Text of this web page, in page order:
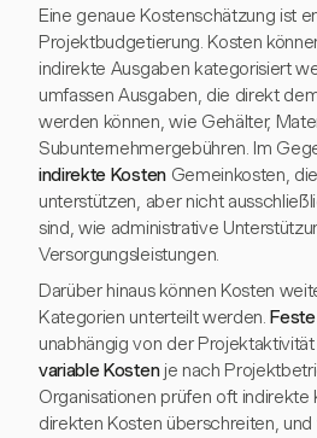
Eine genaue Kostenschätzung ist
Projektbudgetierung. Kosten
indirekte Ausgaben kategorisiert
umfassen Ausgaben, die direkt
werden können, wie Gehälter,
Subunternehmergebühren. Im
indirekte KostenGemeinkosten,
unterstützen, aber nicht
sind, wie administrative
Versorgungsleistungen.
Darüber hinaus können Kosten
Kategorien unterteilt werden.
unabhängig von der
variable Kostenje nach
Organisationen prüfen oft indirekte
direkten Kosten überschreiten,